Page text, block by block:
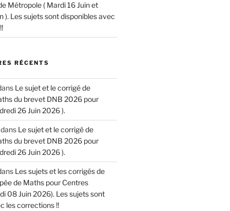
Métropole ( Mardi 16 Juin et
). Les sujets sont disponibles avec
RÉCENTS
Le sujet et le corrigé de
du brevet DNB 2026 pour
26 Juin 2026 ).
Le sujet et le corrigé de
du brevet DNB 2026 pour
26 Juin 2026 ).
Les sujets et les corrigés de
de Maths pour Centres
08 Juin 2026). Les sujets sont
les corrections !!